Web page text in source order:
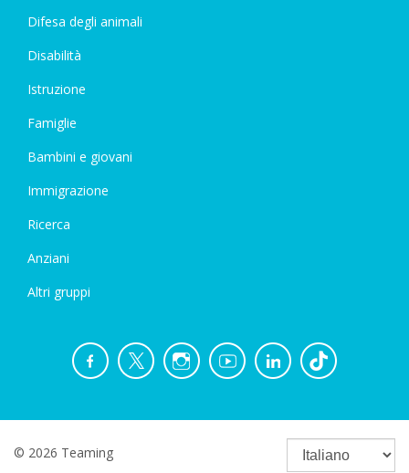
Difesa degli animali
Disabilità
Istruzione
Famiglie
Bambini e giovani
Immigrazione
Ricerca
Anziani
Altri gruppi
© 2026 Teaming